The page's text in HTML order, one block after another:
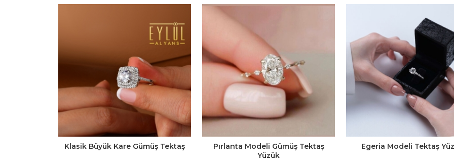
Klasik Büyük Kare Gümüş Tektaş
Pırlanta Modeli Gümüş Tektaş
Yüzük
Egeria Modeli Tektaş